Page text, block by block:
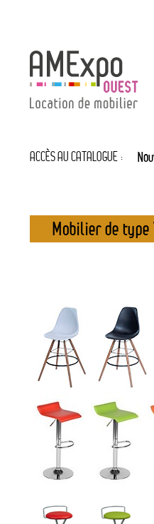
ACCÈS AU CATALOGUE :
Mobilier de type